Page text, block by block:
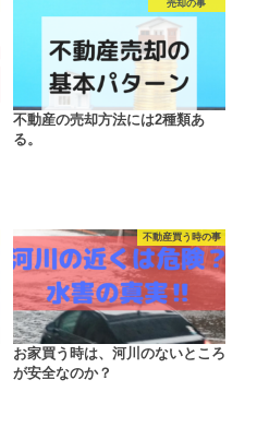
売却の事
不動産の売却方法には2種類あ
る。
不動産買う時の事
お家買う時は、河川のないところ
が安全なのか？